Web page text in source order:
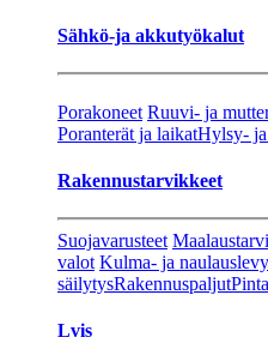
Sähkö-ja akkutyökalut
Porakoneet Ruuvi- ja
Poranterät ja laikatHylsy-
Rakennustarvikkeet
Suojavarusteet
valot Kulma- ja
säilytysRakennuspaljut
Lvis